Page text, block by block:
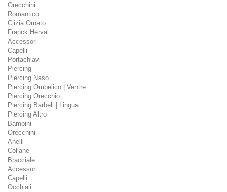
Orecchini
Romantico
Clizia Ornato
Franck Herval
Accessori
Capelli
Portachiavi
Piercing
Piercing Naso
Piercing Ombelico | Ventre
Piercing Orecchio
Piercing Barbell | Lingua
Piercing Altro
Bambini
Orecchini
Anelli
Collane
Bracciale
Accessori
Capelli
Occhiali